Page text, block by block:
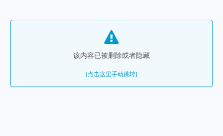
该内容已被删除或者隐藏
[点击这里手动跳转]